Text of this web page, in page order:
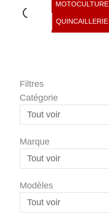
MOTOCULTURE
QUINCAILLERIE
Filtres
Catégorie
Marque
Modèles